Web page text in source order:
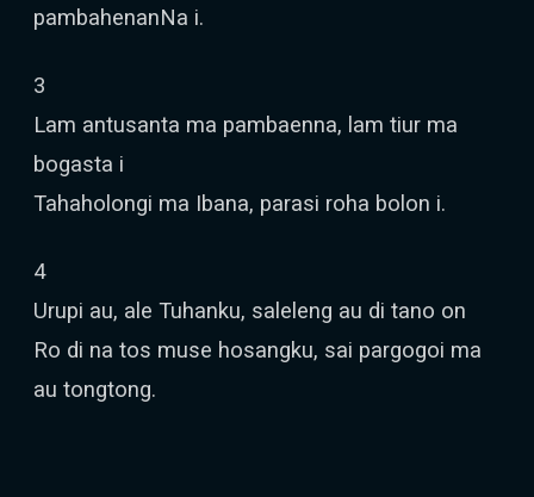
pambahenanNa i.
3
Lam antusanta ma pambaenna, lam tiur ma
bogasta i
Tahaholongi ma Ibana, parasi roha bolon i.
4
Urupi au, ale Tuhanku, saleleng au di tano on
Ro di na tos muse hosangku, sai pargogoi ma
au tongtong.